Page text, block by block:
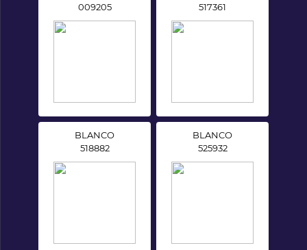
009205
517361
BLANCO
518882
BLANCO
525932